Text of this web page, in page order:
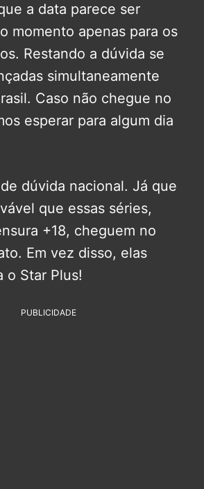
a data parece ser
momento apenas para os
Restando a dúvida se
simultaneamente
Caso não chegue no
esperar para algum dia
dúvida nacional. Já que
que essas séries,
+18, cheguem no
Em vez disso, elas
o Star Plus!
PUBLICIDADE